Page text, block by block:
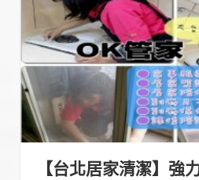
【台北居家清潔】強